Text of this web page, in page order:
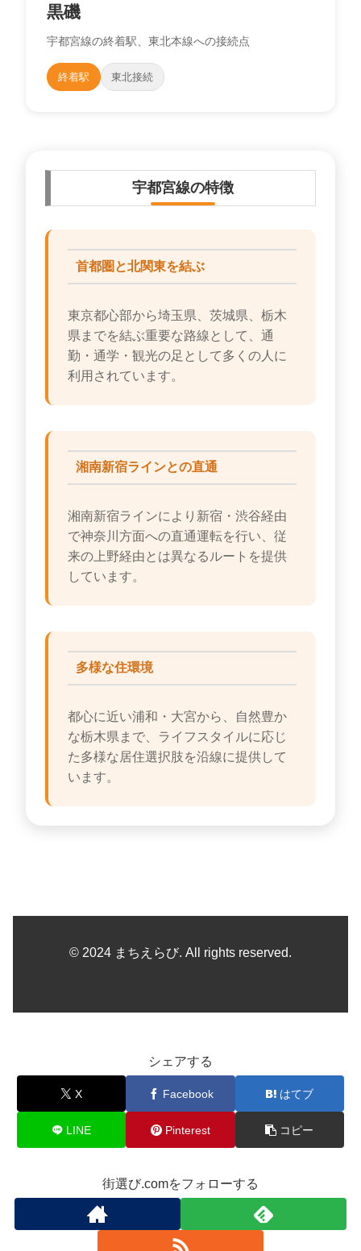
黒磯
宇都宮線の終着駅、東北本線への接続点
終着駅 東北接続
宇都宮線の特徴
首都圏と北関東を結ぶ
東京都心部から埼玉県、茨城県、栃木
県までを結ぶ重要な路線として、通
勤・通学・観光の足として多くの人に
利用されています。
湘南新宿ラインとの直通
湘南新宿ラインにより新宿・渋谷経由
で神奈川方面への直通運転を行い、従
来の上野経由とは異なるルートを提供
しています。
多様な住環境
都心に近い浦和・大宮から、自然豊か
な栃木県まで、ライフスタイルに応じ
た多様な居住選択肢を沿線に提供して
います。
© 2024 まちえらび. All rights reserved.
シェアする
X Facebook はてブ
LINE Pinterest コピー
街選び.comをフォローする